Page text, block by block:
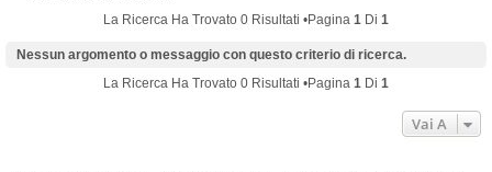
La Ricerca Ha Trovato 0 Risultati •Pagina 1 Di 1
Nessun argomento o messaggio con questo criterio di ricerca.
La Ricerca Ha Trovato 0 Risultati •Pagina 1 Di 1
Vai A